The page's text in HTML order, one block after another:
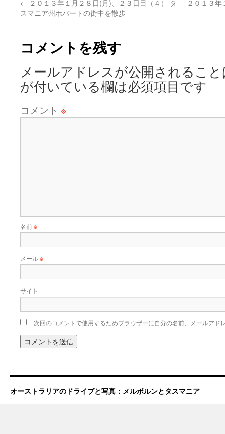
スマニア州ホバートの街中を散歩
コメントを残す
メールアドレスが公開されるこ
が付いている欄は必須項目です
コメント ※
名前※
メール※
サイト
次回のコメントで使用するためブラウザーに自分の名前、メールアド
オーストラリアのドライブと写真：メルボルンとタスマニア